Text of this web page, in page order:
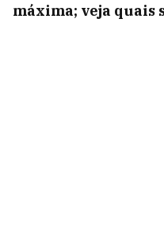
máxima; veja quais